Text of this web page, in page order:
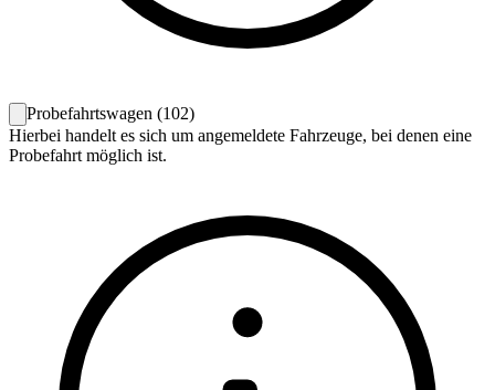
Probefahrtswagen (102)
Hierbei handelt es sich um angemeldete Fahrzeuge, bei denen eine
Probefahrt möglich ist.